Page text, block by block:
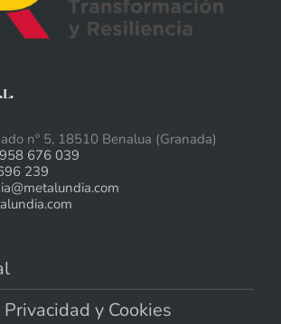
nº 5, 18510 Benalua (Granada)
676 039
239
y Cookies